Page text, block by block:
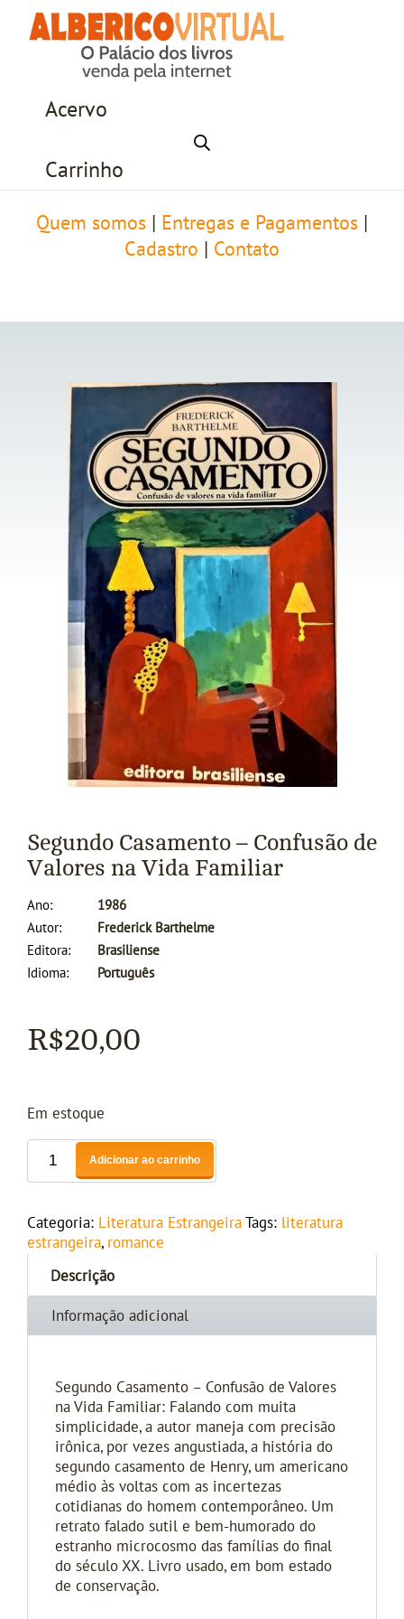
Acervo
Carrinho
Quem somos Entregas e Pagamentos
Cadastro
Contato
Segundo Casamento – Confusão de
Valores na Vida Familiar
Ano
1986
Autor
Frederick Barthelme
Editora
Brasiliense
Idioma
Português
R$20,00
Em estoque
Adicionar ao carrinho
Categoria: Literatura Estrangeira Tags: literatura
estrangeira, romance
Descrição
Informação adicional
Segundo Casamento – Confusão de Valores
na Vida Familiar: Falando com muita
simplicidade, a autor maneja com precisão
irônica, por vezes angustiada, a história do
segundo casamento de Henry, um americano
médio às voltas com as incertezas
cotidianas do homem contemporâneo. Um
retrato falado sutil e bem-humorado do
estranho microcosmo das famílias do final
do século XX. Livro usado, em bom estado
de conservação.